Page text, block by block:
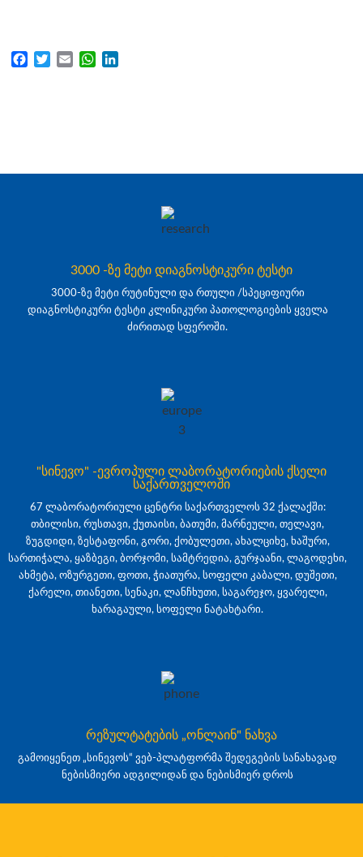
FacebookTwitter
Email WhatsApp
3000 -ზე მეტი დიაგნოსტიკური ტესტი
3000-ზე მეტი რუტინული და რთული /სპეციფიური
დიაგნოსტიკური ტესტი კლინიკური პათოლოგიების ყველა
ძირითად სფეროში.
"სინევო" -ევროპული ლაბორატორიების ქსელი
საქართველოში
67 ლაბორატორიული ცენტრი საქართველოს 32 ქალაქში:
თბილისი, რუსთავი, ქუთაისი, ბათუმი, მარნეული, თელავი,
ზუგდიდი, ზესტაფონი, გორი, ქობულეთი, ახალციხე, ხაშური,
სართიჭალა, ყაზბეგი, ბორჯომი, სამტრედია, გურჯაანი, ლაგოდეხი,
ახმეტა, ოზურგეთი, ფოთი, ჭიათურა, სოფელი კაბალი, დუშეთი,
ქარელი, თიანეთი, სენაკი, ლანჩხუთი, საგარეჯო, ყვარელი,
ხარაგაული, სოფელი ნატახტარი.
რეზულტატების „ონლაინ" ნახვა
გამოიყენეთ „სინევოს“ ვებ-პლატფორმა შედეგების სანახავად
ნებისმიერი ადგილიდან და ნებისმიერ დროს